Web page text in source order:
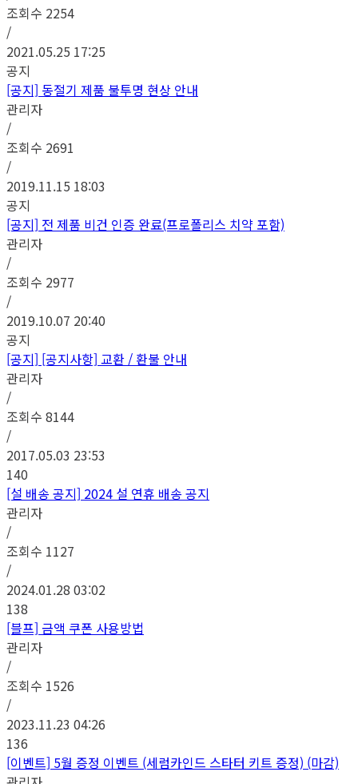
조회수 2254
/
2021.05.25 17:25
공지
[공지] 동절기 제품 불투명 현상 안내
관리자
/
조회수 2691
/
2019.11.15 18:03
공지
[공지] 전 제품 비건 인증 완료(프로폴리스 치약 포함)
관리자
/
조회수 2977
/
2019.10.07 20:40
공지
[공지] [공지사항] 교환 / 환불 안내
관리자
/
조회수 8144
/
2017.05.03 23:53
140
[설 배송 공지] 2024 설 연휴 배송 공지
관리자
/
조회수 1127
/
2024.01.28 03:02
138
[블프] 금액 쿠폰 사용방법
관리자
/
조회수 1526
/
2023.11.23 04:26
136
[이벤트] 5월 증정 이벤트 (세럼카인드 스타터 키트 증정) (마감)